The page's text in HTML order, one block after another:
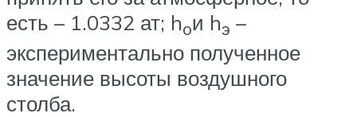
есть – 1.0332 ат; hoи hэ –
экспериментально полученное
значение высоты воздушного
столба.